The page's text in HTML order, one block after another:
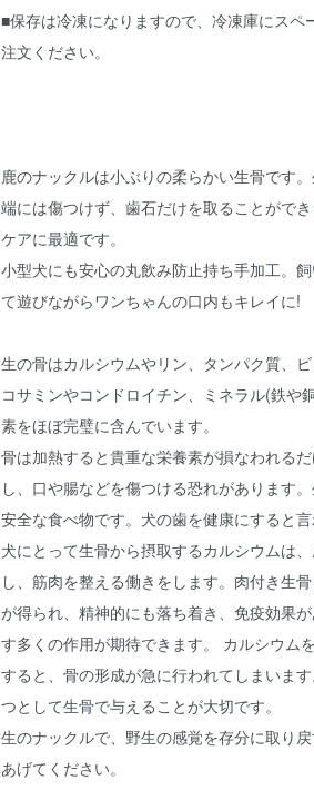
■保存は冷凍になりますので、冷凍庫にスペ
注文ください。
鹿のナックルは小ぶりの柔らかい生骨です
端には傷つけず、歯石だけを取ることがで
ケアに最適です。
小型犬にも安心の丸飲み防止持ち手加工。
て遊びながらワンちゃんの口内もキレイに!
生の骨はカルシウムやリン、タンパク質、
コサミンやコンドロイチン、ミネラル(鉄や
素をほぼ完璧に含んでいます。
骨は加熱すると貴重な栄養素が損なわれる
し、口や腸などを傷つける恐れがあります
安全な食べ物です。犬の歯を健康にすると言
犬にとって生骨から摂取するカルシウムは
し、筋肉を整える働きをします。肉付き生
が得られ、精神的にも落ち着き、免疫効果
す多くの作用が期待できます。 カルシウム
すると、骨の形成が急に行われてしまいま
つとして生骨で与えることが大切です。
生のナックルで、野生の感覚を存分に取り
あげてください。